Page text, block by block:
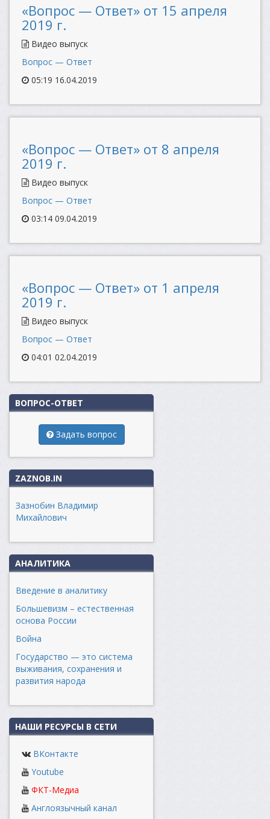
«Вопрос — Ответ» от 15 апреля
2019 г.
Видео выпуск
Вопрос — Ответ
05:19 16.04.2019
«Вопрос — Ответ» от 8 апреля
2019 г.
Видео выпуск
Вопрос — Ответ
03:14 09.04.2019
«Вопрос — Ответ» от 1 апреля
2019 г.
Видео выпуск
Вопрос — Ответ
04:01 02.04.2019
ВОПРОС-ОТВЕТ
Задать вопрос
ZAZNOB.IN
Зазнобин Владимир
Михайлович
АНАЛИТИКА
Введение в аналитику
Большевизм – естественная
основа России
Война
Государство — это система
выживания, сохранения и
развития народа
НАШИ РЕСУРСЫ В СЕТИ
ВКонтакте
Youtube
ФКТ-Медиа
Англоязычный канал